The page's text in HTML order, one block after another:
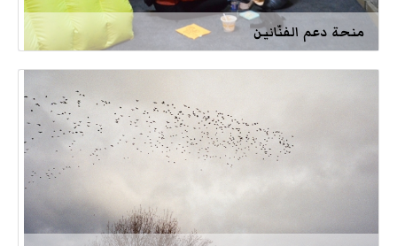
منحة دعم الفنّانين